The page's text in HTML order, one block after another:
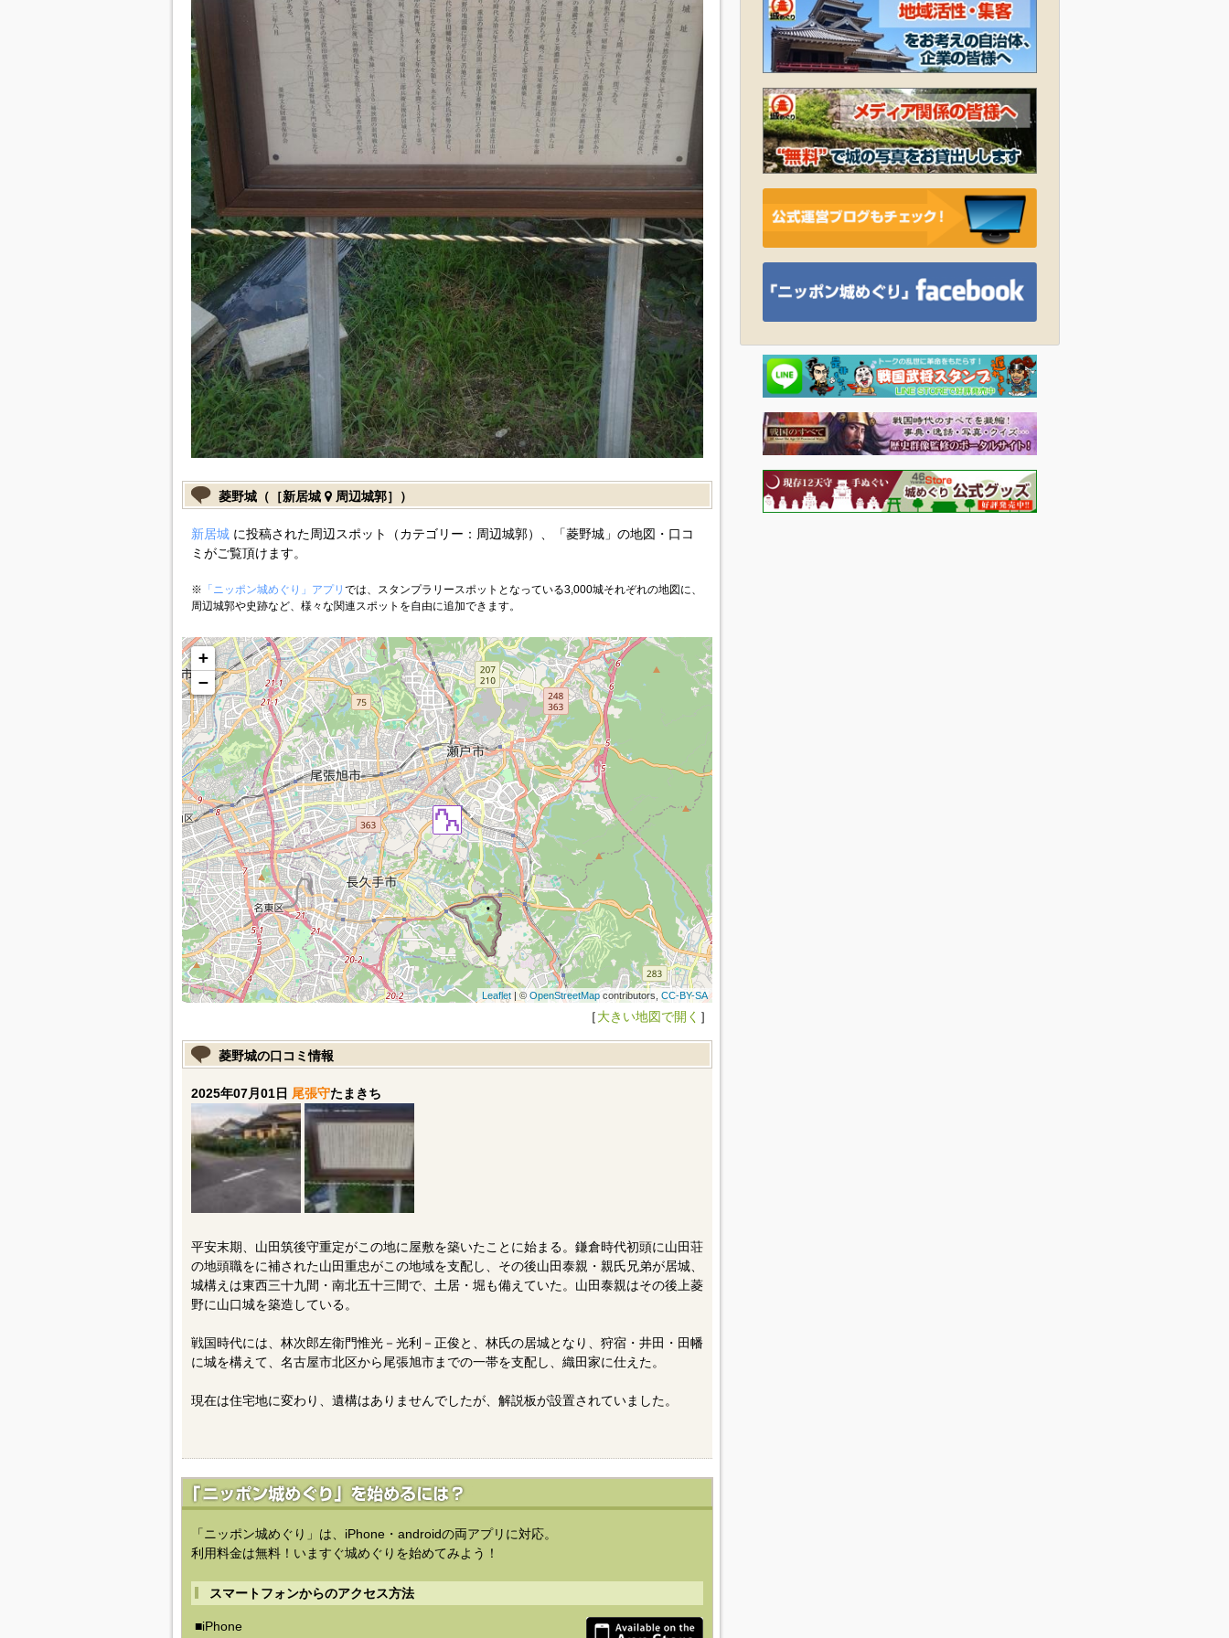
菱野城（［新居城 周辺城郭］）
新居城に投稿された周辺スポット（カテゴリー：周辺城郭）、「菱野城」の地図・口コ
ミがご覧頂けます。
※ 「ニッポン城めぐり」アプリ では、スタンプラリースポットとなっている3,000城それぞれの地図に、
周辺城郭や史跡など、様々な関連スポットを自由に追加できます。
+
−
Leaflet| © OpenStreetMapcontributors, CC-BY-SA
［大きい地図で開く ］
菱野城の口コミ情報
2025年07月01日 尾張守たまきち
平安末期、山田筑後守重定がこの地に屋敷を築いたことに始まる。鎌倉時代初頭に山田荘
の地頭職をに補された山田重忠がこの地域を支配し、その後山田泰親・親氏兄弟が居城、
城構えは東西三十九間・南北五十三間で、土居・堀も備えていた。山田泰親はその後上菱
野に山口城を築造している。
戦国時代には、林次郎左衛門惟光－光利－正俊と、林氏の居城となり、狩宿・井田・田幡
に城を構えて、名古屋市北区から尾張旭市までの一帯を支配し、織田家に仕えた。
現在は住宅地に変わり、遺構はありませんでしたが、解説板が設置されていました。
「ニッポン城めぐり」は、iPhone・androidの両アプリに対応。
利用料金は無料！いますぐ城めぐりを始めてみよう！
スマートフォンからのアクセス方法
■iPhone